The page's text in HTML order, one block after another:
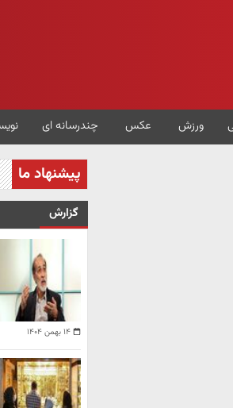
ورزش عکس چندرسانه ای
پیشنهاد ما
گزارش
۱۴ بهمن ۱۴۰۴